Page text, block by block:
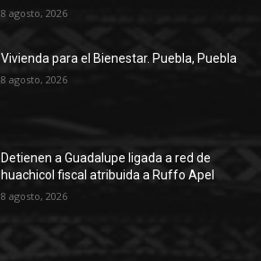
8 agosto, 2026
Vivienda para el Bienestar. Puebla, Puebla
8 agosto, 2026
Detienen a Guadalupe ligada a red de
huachicol fiscal atribuida a Ruffo Apel
8 agosto, 2026